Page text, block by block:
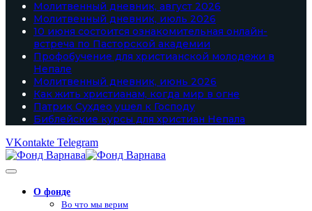
Молитвенный дневник, август 2026
Молитвенный дневник, июль 2026
10 июня состоится ознакомительная онлайн-
встреча по Пасторской академии
Профобучение для христианской молодежи в
Непале
Молитвенный дневник, июнь 2026
Как жить христианам, когда мир в огне
Патрик Сухдео ушел к Господу
Библейские курсы для христиан Непала
VKontakte Telegram
О фонде
Во что мы верим